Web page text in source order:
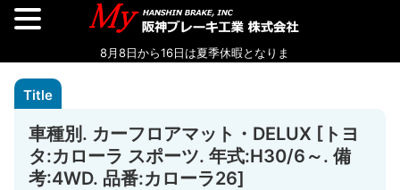
車種別. カーフロアマット・DELUX [トヨ
タ:カローラ スポーツ. 年式:H30/6～. 備
考:4WD. 品番:カローラ26]